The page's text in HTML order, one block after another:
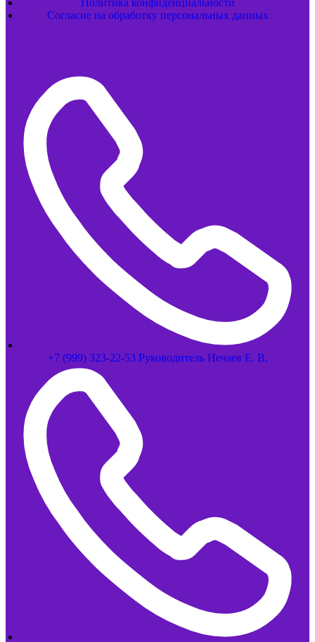
Согласие на обработку персональных данных
+7 (999) 323-22-53 Руководитель Нечаев Е. В.